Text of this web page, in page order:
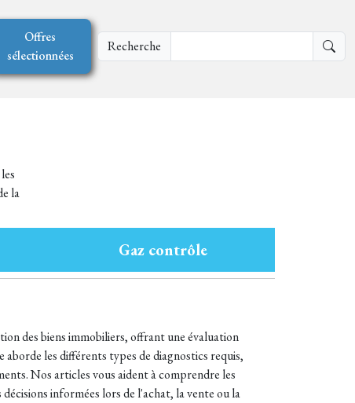
Offres
sélectionnées
Recherche
la
Gaz contrôle
des biens immobiliers, offrant une évaluation
les différents types de diagnostics requis,
Nos articles vous aident à comprendre les
informées lors de l'achat, la vente ou la